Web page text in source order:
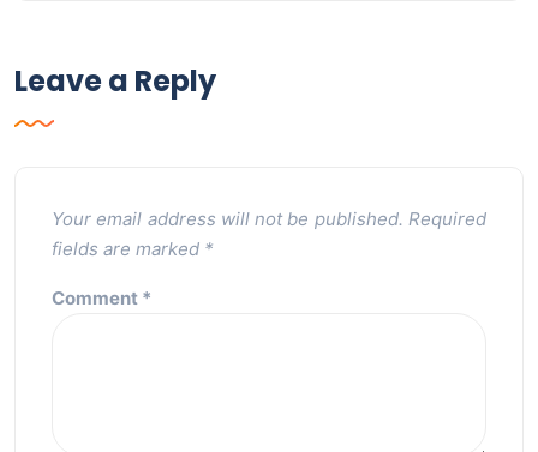
Leave a Reply
Your email address will not be published. Required
fields are marked *
Comment *